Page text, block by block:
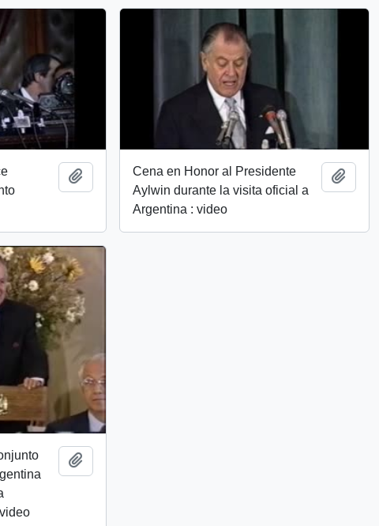
Añadir al portapapeles
Cena en Honor al Presidente
Aylwin durante la visita oficial a
Argentina : video
Añadir al portapapeles